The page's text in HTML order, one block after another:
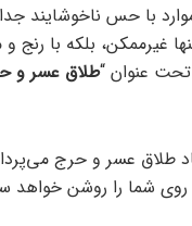
موارد با حس
غیرممکن، بلکه با
تحت عنوان “طلاق عسر و
طلاق عسر و حرج
شما را روشن خواهد